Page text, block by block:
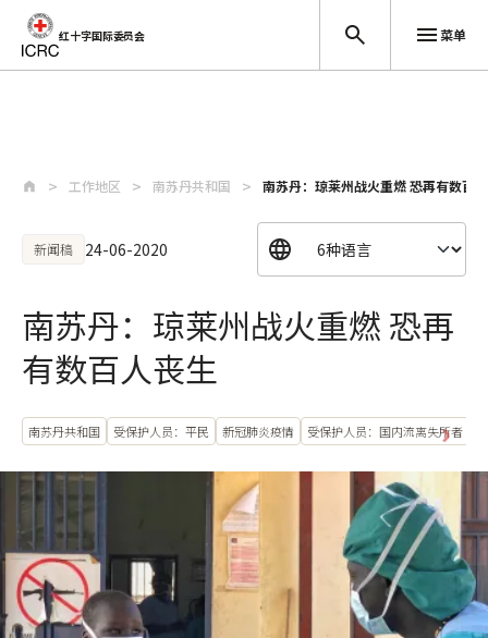
红十字国际委员会 菜单
工作地区 南苏丹共和国 南苏丹：琼莱州战火重燃 恐再有数百
新闻稿 24-06-2020
南苏丹：琼莱州战火重燃 恐再
有数百人丧生
南苏丹共和国 受保护人员：平民 新冠肺炎疫情 受保护人员：国内流离失所者